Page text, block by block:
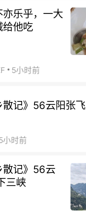
乐乎，一大
给他吃
5小时前
散记》56云阳张
小时前
散记》56云
三峡